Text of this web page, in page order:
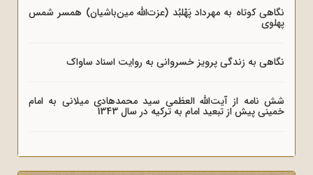
نگاهی کوتاه به مهرداد پَهْلبُد (عزت‌الله مین‌باشیان) همسر شمس
پهلوی
نگاهی به زندگی پرویز خسروانی به روایت اسناد ساواک
شش نامه از آیت‌الله العظمی سید محمدهادی میلانی به امام
خمینی پیش از تبعید امام به ترکیه در سال 1343